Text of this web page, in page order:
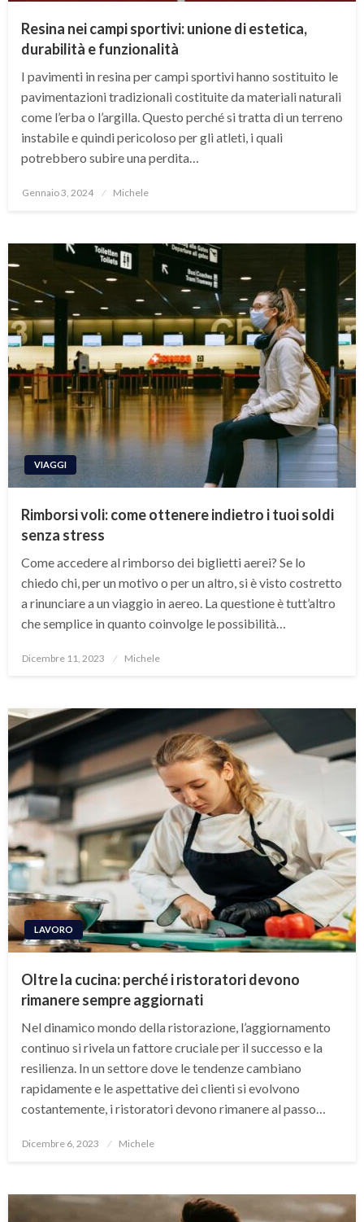
Resina nei campi sportivi: unione di estetica,
durabilità e funzionalità
I pavimenti in resina per campi sportivi hanno sostituito le
pavimentazioni tradizionali costituite da materiali naturali
come l’erba o l’argilla. Questo perché si tratta di un terreno
instabile e quindi pericoloso per gli atleti, i quali
potrebbero subire una perdita…
Posted
Gennaio 3, 2024 Michele
VIAGGI
Rimborsi voli: come ottenere indietro i tuoi soldi
senza stress
Come accedere al rimborso dei biglietti aerei? Se lo
chiedo chi, per un motivo o per un altro, si è visto costretto
a rinunciare a un viaggio in aereo. La questione è tutt’altro
che semplice in quanto coinvolge le possibilità…
Posted
Dicembre 11, 2023 Michele
LAVORO
Oltre la cucina: perché i ristoratori devono
rimanere sempre aggiornati
Nel dinamico mondo della ristorazione, l’aggiornamento
continuo si rivela un fattore cruciale per il successo e la
resilienza. In un settore dove le tendenze cambiano
rapidamente e le aspettative dei clienti si evolvono
costantemente, i ristoratori devono rimanere al passo…
Posted
Dicembre 6, 2023 Michele